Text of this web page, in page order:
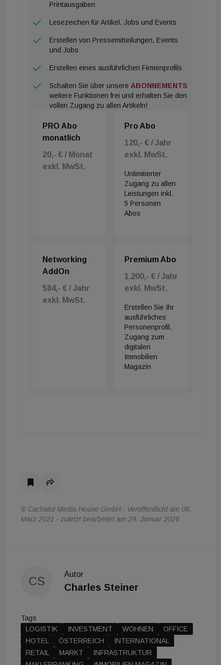
Online-Umfrage entfällt dieser Schritt natürlich.
Bitte beachten Sie, dass wir für den Versand von
Mail-Adresse keine Verantwortung übernehmen
Teilnahme. Für Rückfragen wenden Sie sich bitte an
+43 (0) 1 252 544-40 (Charles Steiner) oder
c.steiner@imv-medien.at
Printausgaben
Lesezeichen für Artikel, Jobs und Events
Erstellen von Pressemitteilungen, Events
und Jobs
Erstellen eines ausführlichen Firmenprofils
Schalten Sie über unsere ABONNEMENTS
weitere Funktionen frei und erhalten Sie den
vollen Zugang zu allen Artikeln!
PRO Abo
monatlich
20,- € / Monat
exkl. MwSt.
Pro Abo
120,- € / Jahr
exkl. MwSt.
Unlimitierter
Zugang zu allen
Leistungen inkl.
5 Personen
Abos
Networking
AddOn
584,- € / Jahr
exkl. MwSt.
Premium Abo
1.200,- € / Jahr
exkl. MwSt.
Erstellen Sie Ihr
ausführliches
Personenprofil,
Zugang zum
digitalen
Immobilien
Magazin
© Cachalot Media House GmbH - Veröffentlicht am 08.
März 2021 - zuletzt bearbeitet am 29. Januar 2026
CS
Autor
Charles Steiner
Tags
LOGISTIK
INVESTMENT WOHNEN
OFFICE
HOTEL
ÖSTERREICH
INTERNATIONAL
RETAIL
MARKT
INFRASTRUKTUR